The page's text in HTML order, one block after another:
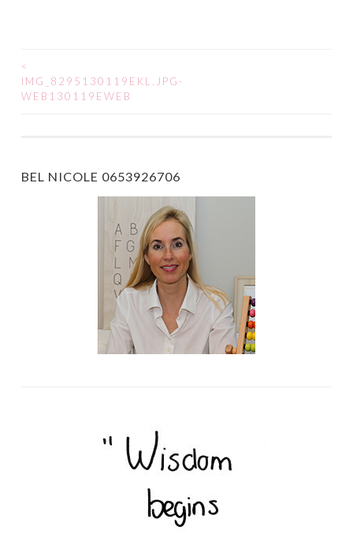
POST NAVIGATION
<
IMG_8295130119EKL.JPG-
WEB130119EWEB
BEL NICOLE 0653926706